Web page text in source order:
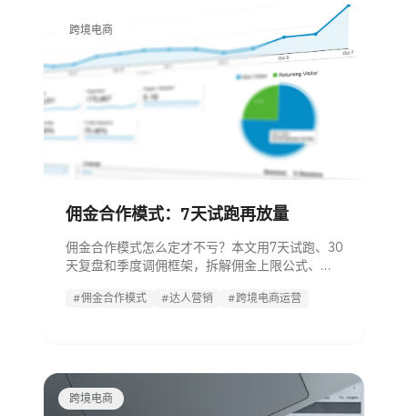
跨境电商
佣金合作模式：7天试跑再放量
佣金合作模式怎么定才不亏？本文用7天试跑、30
天复盘和季度调佣框架，拆解佣金上限公式、合
#佣金合作模式 #达人营销 #跨境电商运营
跨境电商